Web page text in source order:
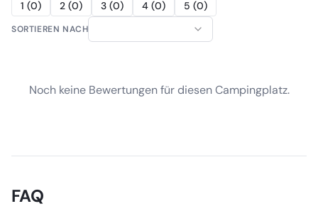
1 (0) 2 (0) 3 (0) 4 (0) 5 (0)
SORTIEREN NACH
Noch keine Bewertungen für diesen Campingplatz.
FAQ